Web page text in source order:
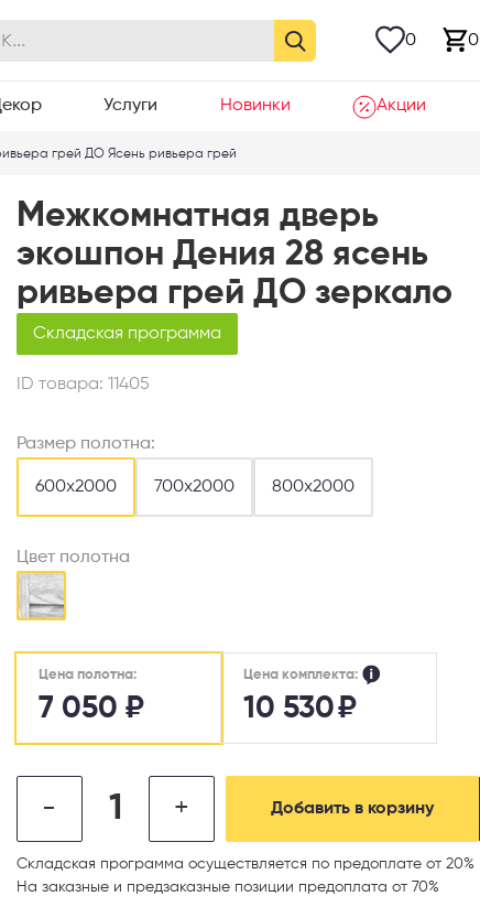
0 0
Услуги Новинки Акции
грей ДО Ясень ривьера грей
Межкомнатная дверь
экошпон Дения 28 ясень
ривьера грей ДО зеркало
Складская программа
ID товара: 11405
Размер полотна:
600х2000 700х2000 800х2000
Цвет полотна
Цена полотна:
7 050 ₽
Цена комплекта:
10 530₽
- + Добавить в корзину
Складская программа осуществляется по предоплате от 20%
На заказные и предзаказные позиции предоплата от 70%